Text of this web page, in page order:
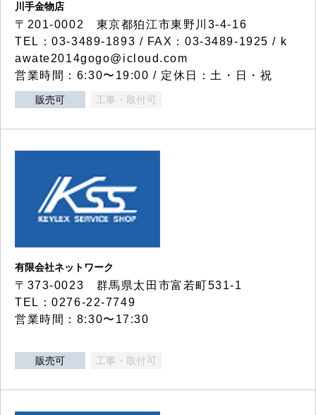
川手金物店
〒201-0002 東京都狛江市東野川3-4-16
TEL：03-3489-1893 / FAX：03-3489-1925 / k
awate2014gogo@icloud.com
営業時間：6:30〜19:00 / 定休日：土・日・祝
販売可 工事・取付可
有限会社ネットワーク
〒373-0023 群馬県太田市富若町531-1
TEL：0276-22-7749
営業時間：8:30〜17:30
販売可 工事・取付可